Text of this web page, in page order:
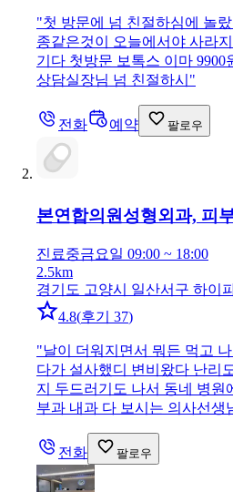
"첫 방문에 넘 친절하심에 놀
종같은것이 오늘에서야 사라
기다 첫방문 보톡스 이마
상담실장님 넘 친절하시 "
전화 예약 팔로우
본연합의원 성형외과, 피
진료중금요일 09:00 ~ 18:00
2.5km
경기도 고양시 일산서구 하이
4.8(후기 37)
"날이 더워지면서 뭐든 먹고
다가 설사했디 변비왔다 난리
지 두드러기도 나서 동네 병원
부과 내과 다 보시는 의사선생
전화 팔로우